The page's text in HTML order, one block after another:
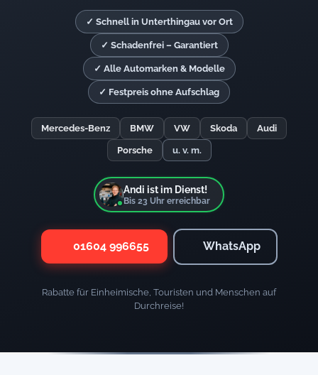
✓ Schnell in Unterthingau vor Ort
✓ Schadenfrei – Garantiert
✓ Alle Automarken & Modelle
✓ Festpreis ohne Aufschlag
Mercedes-Benz BMW VW Skoda Audi
Porsche u. v. m.
Andi ist im Dienst!
Bis 23 Uhr erreichbar
01604 996655 WhatsApp
Rabatte für Einheimische, Touristen und Menschen auf
Durchreise!